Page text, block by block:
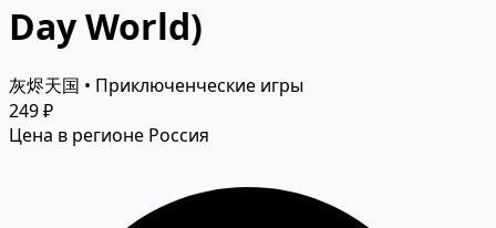
Day World)
灰烬天国 • Приключенческие игры
249 ₽
Цена в регионе Россия